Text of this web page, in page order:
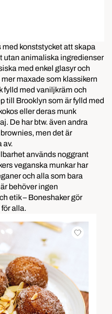
konststycket att skapa
utan animaliska ingredienser
med enkel glasyr och
maxade som klassikern
fylld med vaniljkräm och
till Brooklyn som är fylld med
eller deras munk
. De har btw. även andra
men det är
av.
används noggrant
veganska munkar har
och alla som bara
behöver ingen
etik – Boneshaker gör
alla.